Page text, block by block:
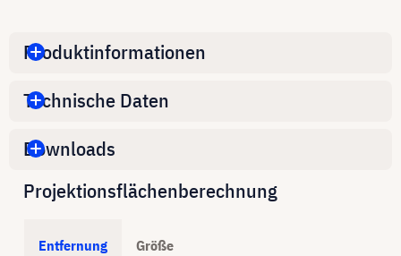
Produktinformationen
Technische Daten
Downloads
Projektionsflächenberechnung
Entfernung Größe